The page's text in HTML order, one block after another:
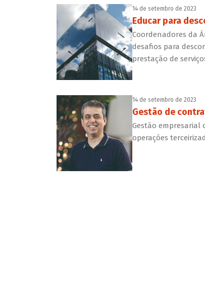
14 de setembro de 2023
Educar para
Coordenadores da
desafios para
prestação de
14 de setembro de 2023
Gestão de
Gestão empresarial
operações